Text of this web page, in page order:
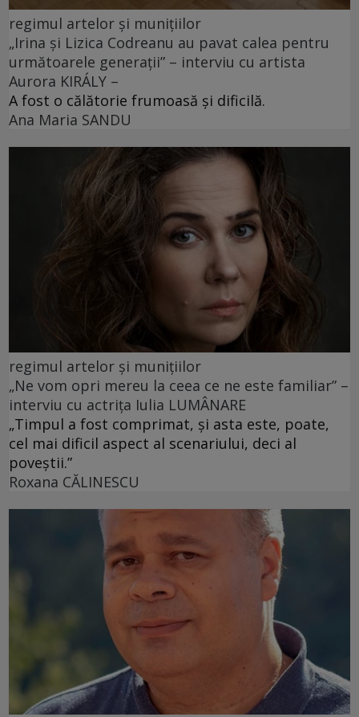
regimul artelor și munițiilor
„Irina și Lizica Codreanu au pavat calea pentru
următoarele generații” – interviu cu artista
Aurora KIRÁLY –
A fost o călătorie frumoasă și dificilă.
Ana Maria SANDU
regimul artelor şi muniţiilor
„Ne vom opri mereu la ceea ce ne este familiar” –
interviu cu actrița Iulia LUMÂNARE
„Timpul a fost comprimat, și asta este, poate,
cel mai dificil aspect al scenariului, deci al
poveștii.”
Roxana CĂLINESCU